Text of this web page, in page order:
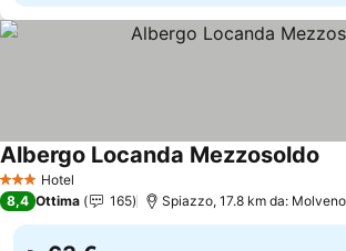
3 StelleHotel
Albergo Locanda Mezzosoldo
8,4 Ottima 165 Spiazzo, 17.8 km da: Molveno